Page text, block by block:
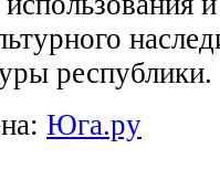
республики.
Юга.ру